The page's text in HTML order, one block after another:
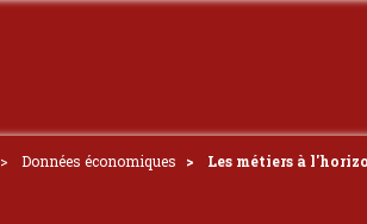
Données économiques Les métiers à